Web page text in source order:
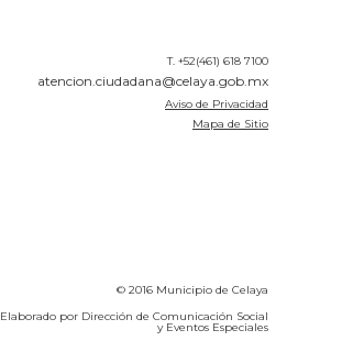
T. +52(461) 618 7100
atencion.ciudadana@celaya.gob.mx
Aviso de Privacidad
Mapa de Sitio
© 2016 Municipio de Celaya
Elaborado por Dirección de Comunicación Social
y Eventos Especiales